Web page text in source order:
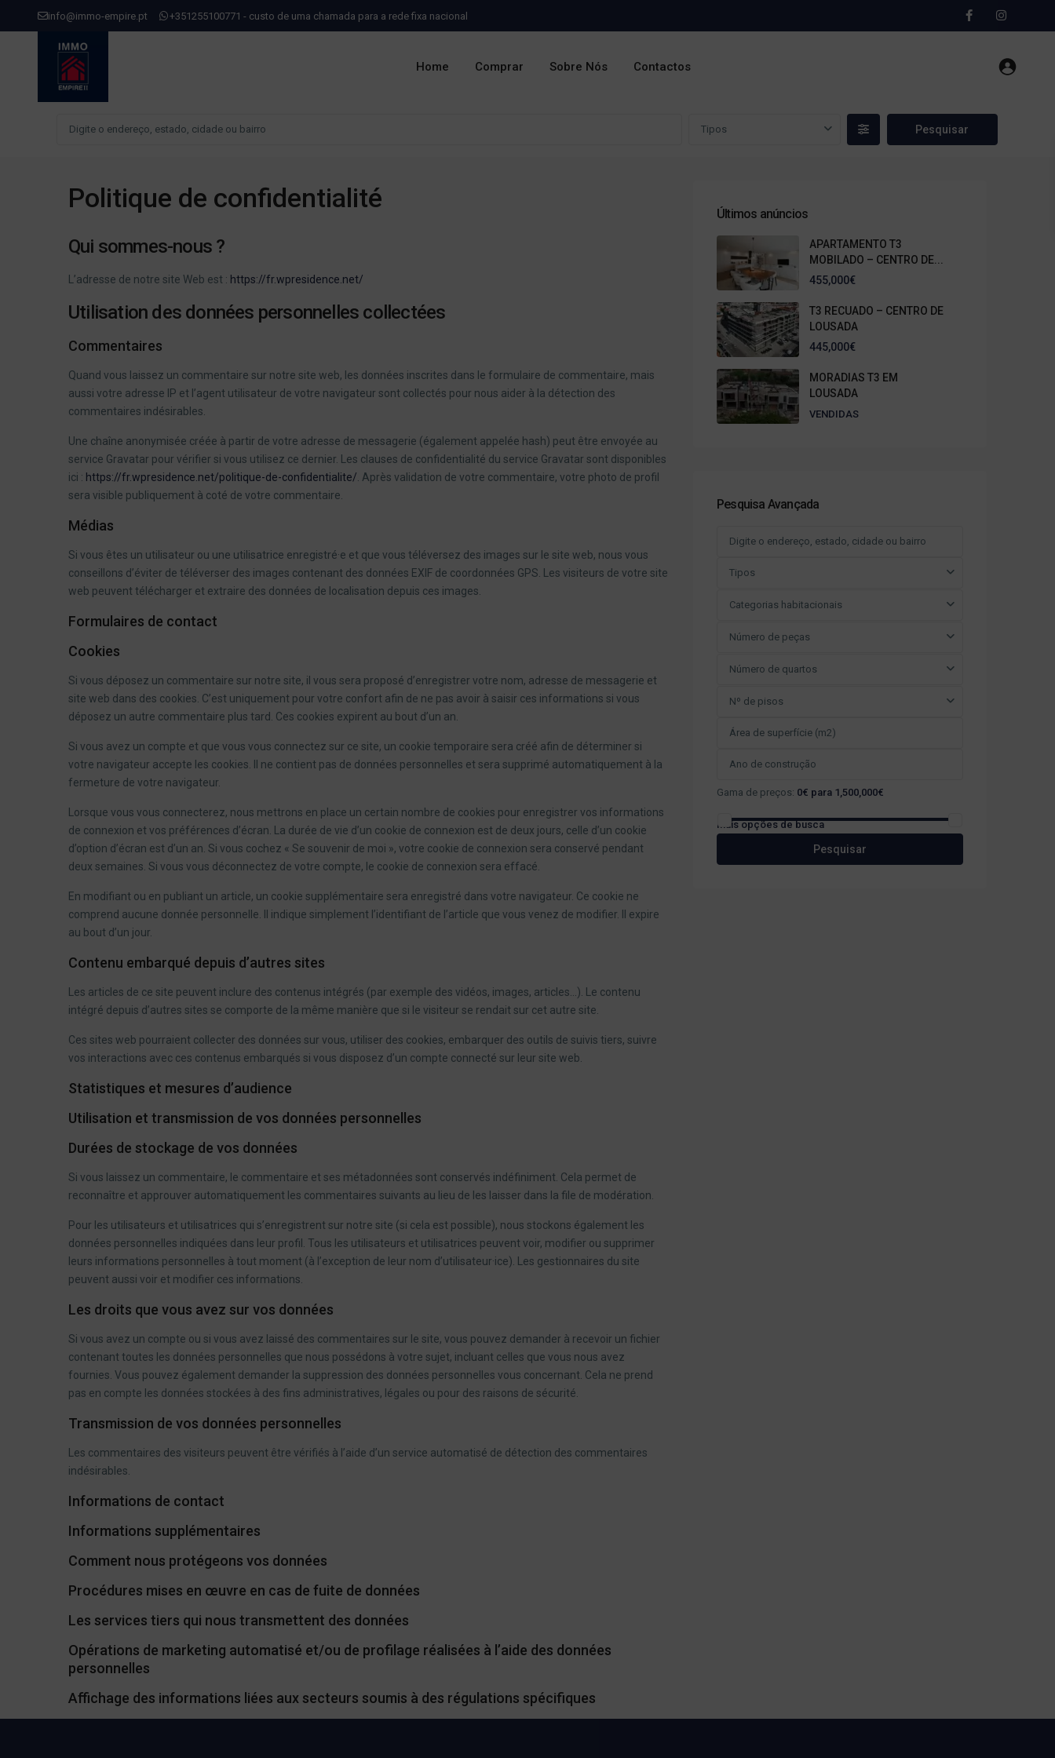
info@immo-empire.pt +351255100771 - custo de uma chamada para a rede fixa nacional
Home Comprar Sobre Nós Contactos
Tipos
Politique de confidentialité
Qui sommes-nous ?
L’adresse de notre site Web est : https://fr.wpresidence.net/
Utilisation des données personnelles collectées
Commentaires
Quand vous laissez un commentaire sur notre site web, les données inscrites dans le formulaire de commentaire, mais
aussi votre adresse IP et l’agent utilisateur de votre navigateur sont collectés pour nous aider à la détection des
commentaires indésirables.
Une chaîne anonymisée créée à partir de votre adresse de messagerie (également appelée hash) peut être envoyée au
service Gravatar pour vérifier si vous utilisez ce dernier. Les clauses de confidentialité du service Gravatar sont disponibles
ici : https://fr.wpresidence.net/politique-de-confidentialite/ . Après validation de votre commentaire, votre photo de profil
sera visible publiquement à coté de votre commentaire.
Médias
Si vous êtes un utilisateur ou une utilisatrice enregistré·e et que vous téléversez des images sur le site web, nous vous
conseillons d’éviter de téléverser des images contenant des données EXIF de coordonnées GPS. Les visiteurs de votre site
web peuvent télécharger et extraire des données de localisation depuis ces images.
Formulaires de contact
Cookies
Si vous déposez un commentaire sur notre site, il vous sera proposé d’enregistrer votre nom, adresse de messagerie et
site web dans des cookies. C’est uniquement pour votre confort afin de ne pas avoir à saisir ces informations si vous
déposez un autre commentaire plus tard. Ces cookies expirent au bout d’un an.
Si vous avez un compte et que vous vous connectez sur ce site, un cookie temporaire sera créé afin de déterminer si
votre navigateur accepte les cookies. Il ne contient pas de données personnelles et sera supprimé automatiquement à la
fermeture de votre navigateur.
Lorsque vous vous connecterez, nous mettrons en place un certain nombre de cookies pour enregistrer vos informations
de connexion et vos préférences d’écran. La durée de vie d’un cookie de connexion est de deux jours, celle d’un cookie
d’option d’écran est d’un an. Si vous cochez « Se souvenir de moi », votre cookie de connexion sera conservé pendant
deux semaines. Si vous vous déconnectez de votre compte, le cookie de connexion sera effacé.
En modifiant ou en publiant un article, un cookie supplémentaire sera enregistré dans votre navigateur. Ce cookie ne
comprend aucune donnée personnelle. Il indique simplement l’identifiant de l’article que vous venez de modifier. Il expire
au bout d’un jour.
Contenu embarqué depuis d’autres sites
Les articles de ce site peuvent inclure des contenus intégrés (par exemple des vidéos, images, articles…). Le contenu
intégré depuis d’autres sites se comporte de la même manière que si le visiteur se rendait sur cet autre site.
Ces sites web pourraient collecter des données sur vous, utiliser des cookies, embarquer des outils de suivis tiers, suivre
vos interactions avec ces contenus embarqués si vous disposez d’un compte connecté sur leur site web.
Statistiques et mesures d’audience
Utilisation et transmission de vos données personnelles
Durées de stockage de vos données
Si vous laissez un commentaire, le commentaire et ses métadonnées sont conservés indéfiniment. Cela permet de
reconnaître et approuver automatiquement les commentaires suivants au lieu de les laisser dans la file de modération.
Pour les utilisateurs et utilisatrices qui s’enregistrent sur notre site (si cela est possible), nous stockons également les
données personnelles indiquées dans leur profil. Tous les utilisateurs et utilisatrices peuvent voir, modifier ou supprimer
leurs informations personnelles à tout moment (à l’exception de leur nom d’utilisateur·ice). Les gestionnaires du site
peuvent aussi voir et modifier ces informations.
Les droits que vous avez sur vos données
Si vous avez un compte ou si vous avez laissé des commentaires sur le site, vous pouvez demander à recevoir un fichier
contenant toutes les données personnelles que nous possédons à votre sujet, incluant celles que vous nous avez
fournies. Vous pouvez également demander la suppression des données personnelles vous concernant. Cela ne prend
pas en compte les données stockées à des fins administratives, légales ou pour des raisons de sécurité.
Transmission de vos données personnelles
Les commentaires des visiteurs peuvent être vérifiés à l’aide d’un service automatisé de détection des commentaires
indésirables.
Informations de contact
Informations supplémentaires
Comment nous protégeons vos données
Procédures mises en œuvre en cas de fuite de données
Les services tiers qui nous transmettent des données
Opérations de marketing automatisé et/ou de profilage réalisées à l’aide des données
personnelles
Affichage des informations liées aux secteurs soumis à des régulations spécifiques
Últimos anúncios
APARTAMENTO T3
MOBILADO – CENTRO DE...
455,000€
T3 RECUADO – CENTRO DE
LOUSADA
445,000€
MORADIAS T3 EM
LOUSADA
VENDIDAS
Pesquisa Avançada
Tipos
Categorias habitacionais
Número de peças
Número de quartos
Nº de pisos
Gama de preços: 0€ para 1,500,000€
Mais opções de busca
Pesquisar